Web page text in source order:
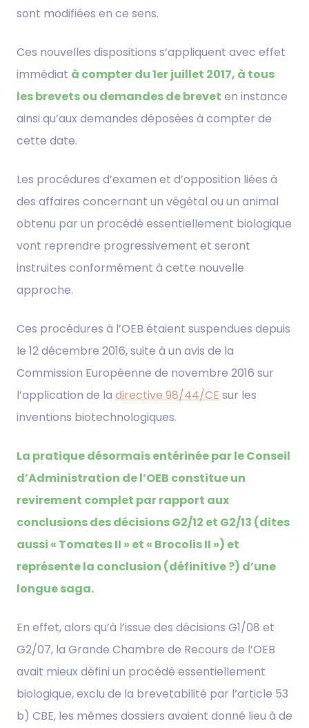
sont modifiées en ce sens.
Ces nouvelles dispositions s’appliquent avec effet
immédiat à compter du 1er juillet 2017, à tous
les brevets ou demandes de brevet en instance
ainsi qu’aux demandes déposées à compter de
cette date.
Les procédures d’examen et d’opposition liées à
des affaires concernant un végétal ou un animal
obtenu par un procédé essentiellement biologique
vont reprendre progressivement et seront
instruites conformément à cette nouvelle
approche.
Ces procédures à l’OEB étaient suspendues depuis
le 12 décembre 2016, suite à un avis de la
Commission Européenne de novembre 2016 sur
l’application de la directive 98/44/CE sur les
inventions biotechnologiques.
La pratique désormais entérinée par le Conseil
d’Administration de l’OEB constitue un
revirement complet par rapport aux
conclusions des décisions G2/12 et G2/13 (dites
aussi « Tomates II » et « Brocolis II ») et
représente la conclusion (définitive ?) d’une
longue saga.
En effet, alors qu’à l’issue des décisions G1/08 et
G2/07, la Grande Chambre de Recours de l’OEB
avait mieux défini un procédé essentiellement
biologique, exclu de la brevetabilité par l’article 53
b) CBE, les mêmes dossiers avaient donné lieu à de